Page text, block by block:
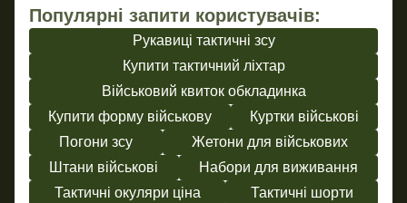
Популярні запити користувачів:
Рукавиці тактичні зсу
Купити тактичний ліхтар
Військовий квиток обкладинка
Купити форму військову
Куртки військові
Погони зсу
Жетони для військових
Штани військові
Набори для виживання
Тактичні окуляри ціна
Тактичні шорти